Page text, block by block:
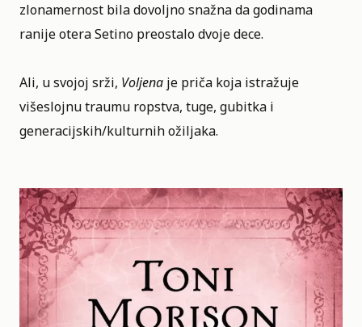
zlonamernost bila dovoljno snažna da godinama
ranije otera Setino preostalo dvoje dece.
Ali, u svojoj srži, Voljena je priča koja istražuje
višeslojnu traumu ropstva, tuge, gubitka i
generacijskih/kulturnih ožiljaka.